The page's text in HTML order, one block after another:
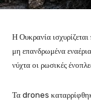
Η Ουκρανία
μη επανδρωμένα
νύχτα οι ρωσικές
Τα drones